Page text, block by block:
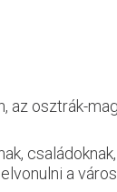
osztrák-
a